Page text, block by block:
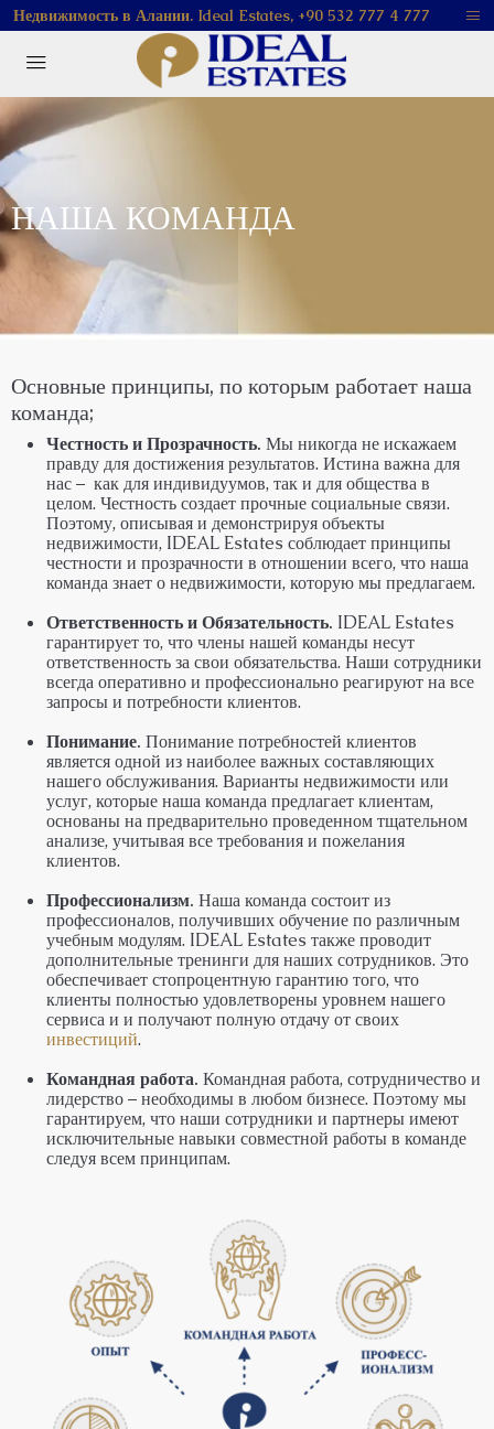
Недвижимость в Алании. Ideal Estates, +90 532 777 4 777
НАША КОМАНДА
Основныепринципы, покоторым работаетнаша
команда;
Честность и Прозрачность. Мы никогда не искажаем
правду для достижения результатов. Истина важна для
нас – как для индивидуумов, так и для общества в
целом. Честность создает прочные социальные связи.
Поэтому, описывая и демонстрируя объекты
недвижимости, IDEAL Estates соблюдает принципы
честности и прозрачности в отношении всего, что наша
команда знает о недвижимости, которую мы предлагаем.
Ответственность и Обязательность. IDEAL Estates
гарантирует то, что члены нашей команды несут
ответственность за свои обязательства. Наши сотрудники
всегда оперативно и профессионально реагируют на все
запросы и потребности клиентов.
Понимание. Понимание потребностей клиентов
является одной из наиболее важных составляющих
нашего обслуживания. Варианты недвижимости или
услуг, которые наша команда предлагает клиентам,
основаны на предварительно проведенном тщательном
анализе, учитывая все требования и пожелания
клиентов.
Профессионализм. Наша команда состоит из
профессионалов, получивших обучение по различным
учебным модулям. IDEAL Estates также проводит
дополнительные тренинги для наших сотрудников. Это
обеспечивает стопроцентную гарантию того, что
клиенты полностью удовлетворены уровнем нашего
сервиса и и получают полную отдачу от своих
инвестиций.
Командная работа. Командная работа, сотрудничество и
лидерство – необходимы в любом бизнесе. Поэтому мы
гарантируем, что наши сотрудники и партнеры имеют
исключительные навыки совместной работы в команде
следуя всем принципам.